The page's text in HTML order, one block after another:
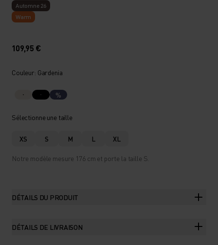
Automne 26
Warm
109,95 €
Couleur: Gardenia
%
Sélectionne une taille
XS S M L XL
Notre modèle mesure 176 cm et porte la taille S.
DÉTAILS DU PRODUIT
DÉTAILS DE LIVRAISON